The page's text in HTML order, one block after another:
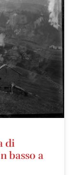
di
basso a